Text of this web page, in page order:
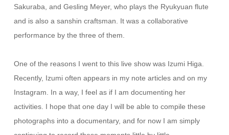
Sakuraba, and Gesling Meyer, who plays the Ryukyuan flute
and is also a sanshin craftsman. It was a collaborative
performance by the three of them.
One of the reasons I went to this live show was Izumi Higa.
Recently, Izumi often appears in my note articles and on my
Instagram. In a way, I feel as if I am documenting her
activities. I hope that one day I will be able to compile these
photographs into a documentary, and for now I am simply